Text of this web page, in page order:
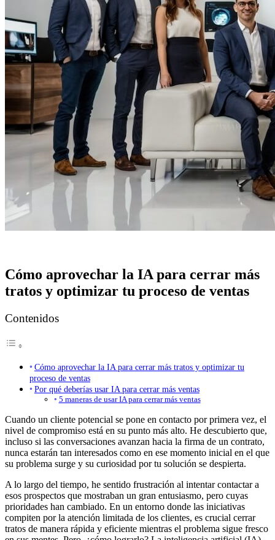
Cómo aprovechar la IA para cerrar más
tratos y optimizar tu proceso de ventas
Contenidos
Cómo aprovechar la IA para cerrar más tratos y optimizar tu
proceso de ventas
Por qué deberías usar IA para cerrar más ventas
5 maneras de usar IA para cerrar más ventas
Cuando un cliente potencial se pone en contacto por primera vez, el
nivel de compromiso está en su punto más alto. He descubierto que,
incluso si las conversaciones avanzan hacia la firma de un contrato,
nunca estarán tan interesados como en ese momento inicial en el que
su problema surge y su curiosidad por tu solución se despierta.
A lo largo del tiempo, he sentido frustración al intentar contactar a
esos prospectos que mostraban un gran entusiasmo, pero cuyas
prioridades han cambiado. En un entorno donde las iniciativas
compiten por la atención limitada de los clientes, es crucial cerrar
tratos de manera rápida y eficiente mientras el problema sigue fresco